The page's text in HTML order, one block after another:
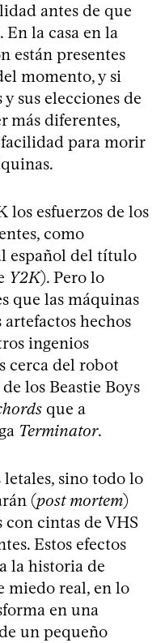
antes de que
la casa en la
están presentes
momento, y si
sus elecciones de
más diferentes,
para morir
los esfuerzos de los
como
español del título
Y2K). Pero lo
que las máquinas
hechos
ingenios
cerca del robot
los Beastie Boys
que a
Terminator.
sino todo lo
(post mortem)
con cintas de VHS
Estos efectos
la historia de
miedo real, en lo
en una
un pequeño